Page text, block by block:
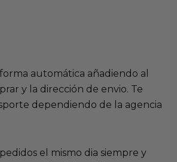
automática añadiendo al
y la dirección de envio. Te
dependiendo de la agencia
el mismo dia siempre y